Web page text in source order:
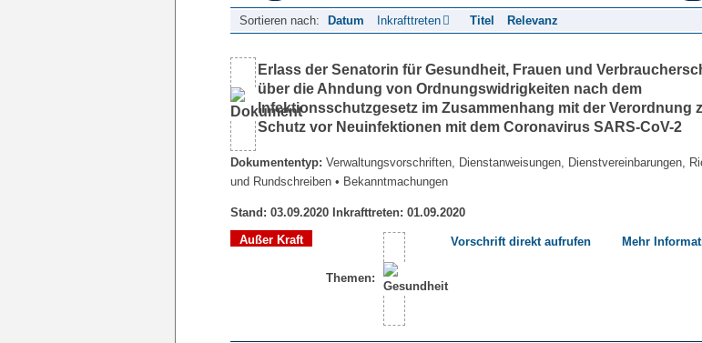
Sortieren nach: Datum Inkrafttreten Titel Relevanz
Erlass der Senatorin für Gesundheit, Frauen und
über die Ahndung von Ordnungswidrigkeiten nach dem
Infektionsschutzgesetz im Zusammenhang mit der Verordnung
Schutz vor Neuinfektionen mit dem Coronavirus SARS-CoV-2
Dokumententyp: Verwaltungsvorschriften, Dienstanweisungen, Dienstvereinbarungen,
und Rundschreiben • Bekanntmachungen
Stand: 03.09.2020 Inkrafttreten: 01.09.2020
Außer Kraft
Themen:
Vorschrift direkt aufrufen Mehr